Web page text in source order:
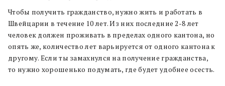
Чтобы получить гражданство, нужно жить и работать в
Швейцарии в течение 10 лет. Из них последние 2-8 лет
человек должен проживать в пределах одного кантона, но
опять же, количество лет варьируется от одного кантона к
другому. Если ты замахнулся на получение гражданства,
то нужно хорошенько подумать, где будет удобнее осесть.